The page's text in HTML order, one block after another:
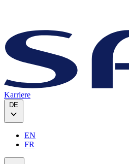
Karriere
DE
EN
FR